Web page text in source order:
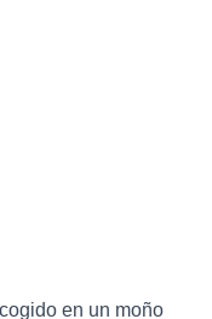
en un moño